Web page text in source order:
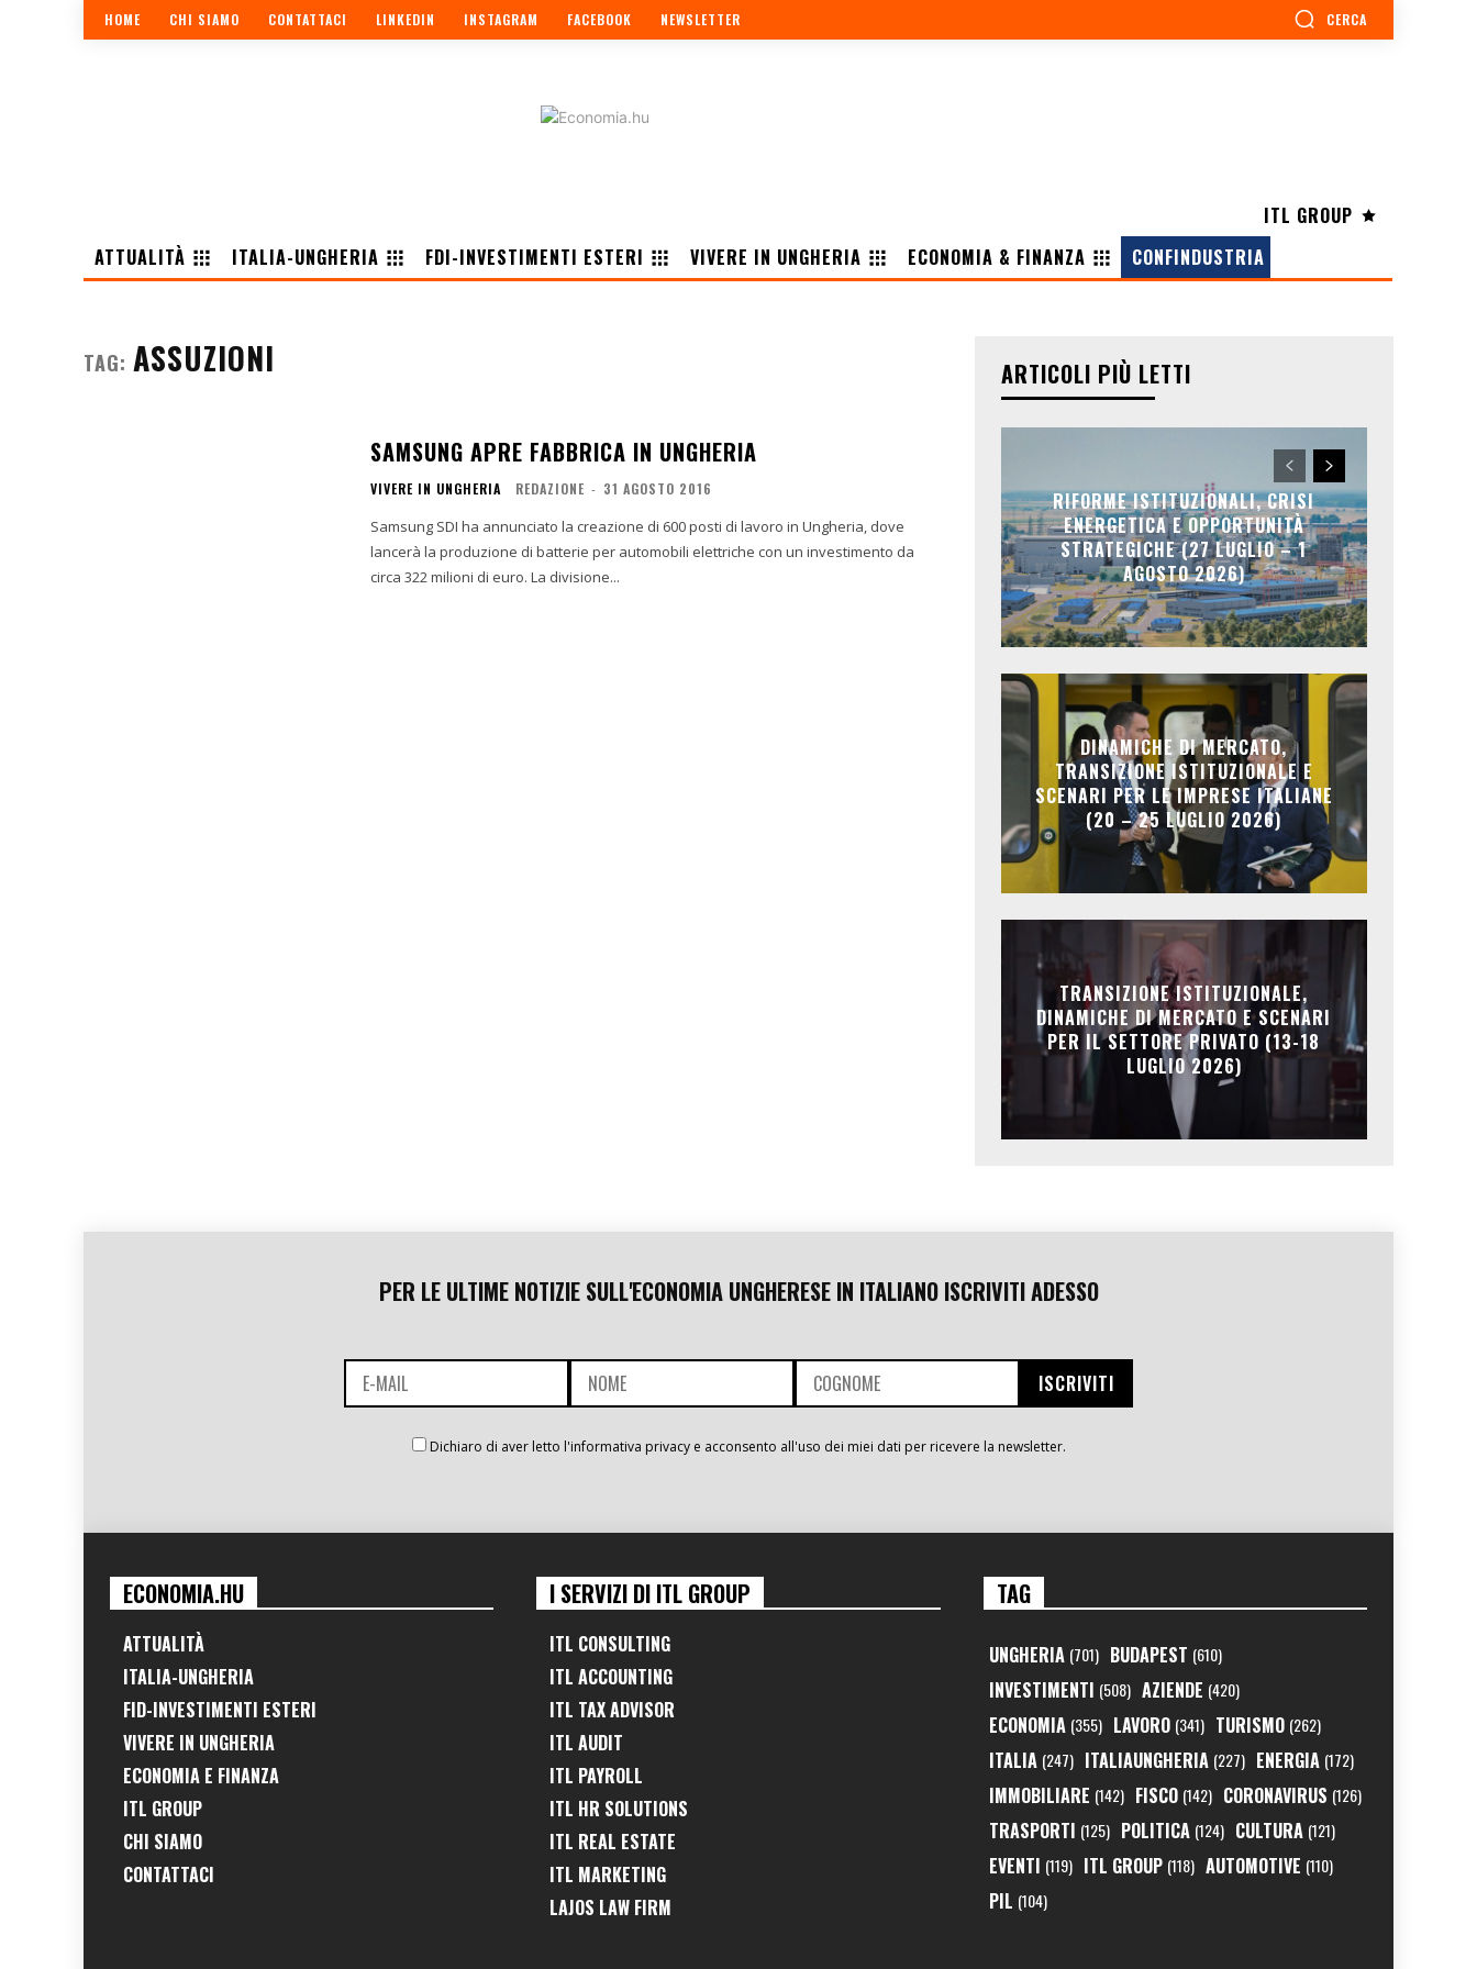
HOME CHI SIAMO CONTATTACI LINKEDIN INSTAGRAM FACEBOOK NEWSLETTER CERCA
ITL GROUP
ATTUALITÀ
ITALIA-UNGHERIA FDI-INVESTIMENTI ESTERI VIVERE IN UNGHERIA ECONOMIA & FINANZA CONFINDUSTRIA
TAG: ASSUZIONI
SAMSUNG APRE FABBRICA IN UNGHERIA
VIVERE IN UNGHERIA REDAZIONE - 31 AGOSTO 2016
Samsung SDI ha annunciato la creazione di 600 posti di lavoro in Ungheria, dove
lancerà la produzione di batterie per automobili elettriche con un investimento da
circa 322 milioni di euro. La divisione...
ARTICOLI PIÙ LETTI
RIFORME ISTITUZIONALI, CRISI
ENERGETICA E OPPORTUNITÀ
STRATEGICHE (27 LUGLIO – 1
AGOSTO 2026)
DINAMICHE DI MERCATO,
TRANSIZIONE ISTITUZIONALE E
SCENARI PER LE IMPRESE ITALIANE
(20 – 25 LUGLIO 2026)
TRANSIZIONE ISTITUZIONALE,
DINAMICHE DI MERCATO E SCENARI
PER IL SETTORE PRIVATO (13-18
LUGLIO 2026)
PER LE ULTIME NOTIZIE SULL'ECONOMIA UNGHERESE IN ITALIANO ISCRIVITI ADESSO
Dichiaro di aver letto l'informativa privacy e acconsento all'uso dei miei dati per ricevere la newsletter.
ECONOMIA.HU
ATTUALITÀ
ITALIA-UNGHERIA
FID-INVESTIMENTI ESTERI
VIVERE IN UNGHERIA
ECONOMIA E FINANZA
ITL GROUP
CHI SIAMO
CONTATTACI
I SERVIZI DI ITL GROUP
ITL CONSULTING
ITL ACCOUNTING
ITL TAX ADVISOR
ITL AUDIT
ITL PAYROLL
ITL HR SOLUTIONS
ITL REAL ESTATE
ITL MARKETING
LAJOS LAW FIRM
TAG
UNGHERIA (701) BUDAPEST (610)
INVESTIMENTI (508) AZIENDE (420)
ECONOMIA (355) LAVORO (341) TURISMO (262)
ITALIA (247) ITALIAUNGHERIA (227) ENERGIA (172)
IMMOBILIARE (142) FISCO (142) CORONAVIRUS (126)
TRASPORTI (125) POLITICA (124) CULTURA (121)
EVENTI (119) ITL GROUP (118) AUTOMOTIVE (110)
PIL (104)